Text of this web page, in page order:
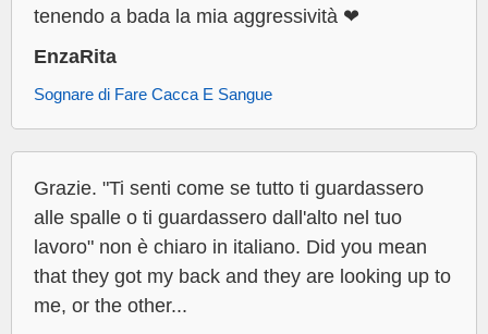
tenendo a bada la mia aggressività ❤
EnzaRita
Sognare di Fare Cacca E Sangue
Grazie. "Ti senti come se tutto ti guardassero
alle spalle o ti guardassero dall'alto nel tuo
lavoro" non è chiaro in italiano. Did you mean
that they got my back and they are looking up to
me, or the other...